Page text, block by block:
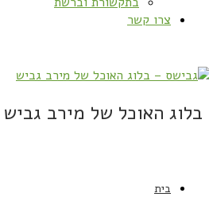
צרו קשר
בלוג האוכל של מירב גביש
בית